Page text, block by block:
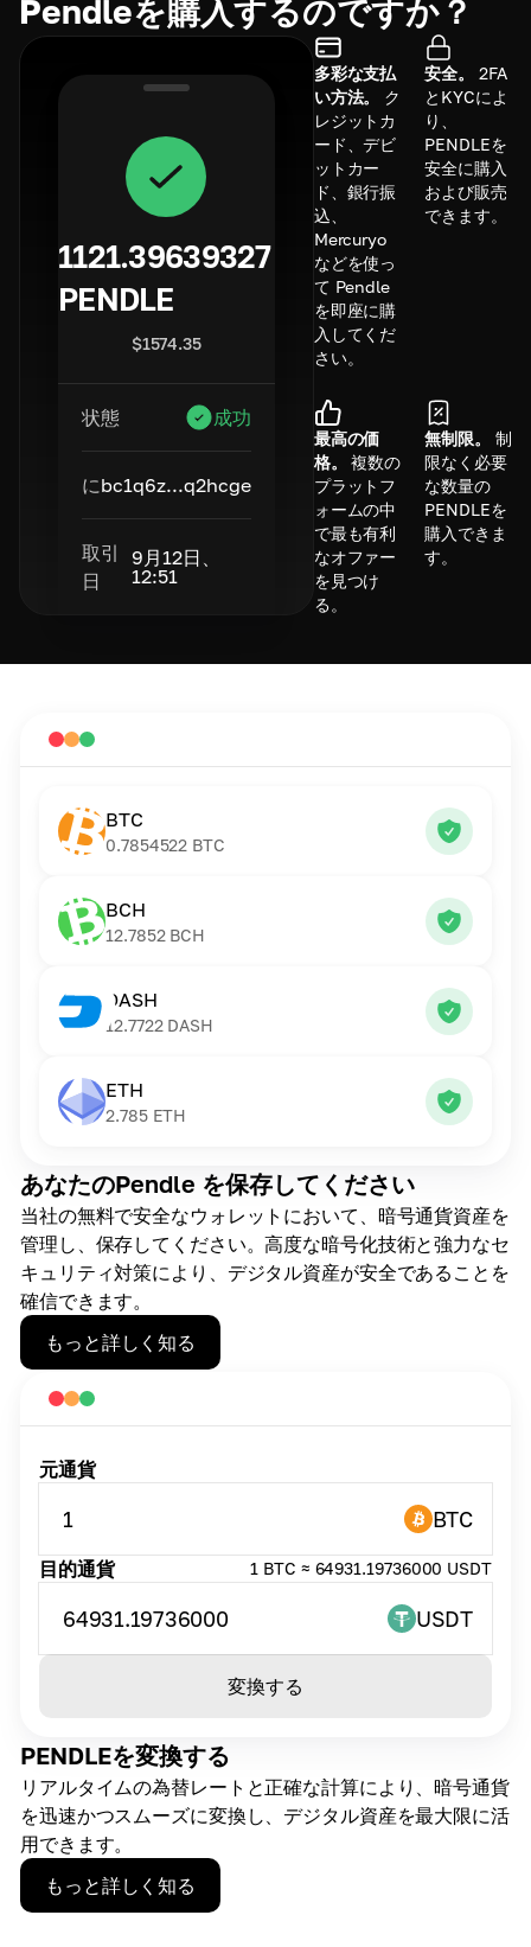
Pendleを購入するのですか？
1121.39639327
PENDLE
$1574.35
状態 成功
にbc1q6z...q2hcge
取引
日
9月12日、
12:51
多彩な支払
い方法。
ク
レジットカ
ード、デビ
ットカー
ド、銀行振
込、
Mercuryo
などを使っ
て Pendle
を即座に購
入してくだ
さい。
安全。
2FA
とKYCによ
り、
PENDLEを
安全に購入
および販売
できます。
最高の価
格。
複数の
プラットフ
ォームの中
で最も有利
なオファー
を見つけ
る。
無制限。
制
限なく必要
な数量の
PENDLEを
購入できま
す。
あなたのPendle を保存してください
当社の無料で安全なウォレットにおいて、暗号通貨資産を
管理し、保存してください。高度な暗号化技術と強力なセ
キュリティ対策により、デジタル資産が安全であることを
確信できます。
もっと詳しく知る
BTC
0.7854522 BTC
BCH
12.7852 BCH
DASH
12.7722 DASH
ETH
2.785 ETH
PENDLEを変換する
リアルタイムの為替レートと正確な計算により、暗号通貨
を迅速かつスムーズに変換し、デジタル資産を最大限に活
用できます。
もっと詳しく知る
元通貨
1 BTC
目的通貨 1 BTC ≈ 64931.19736000 USDT
64931.19736000 USDT
変換する